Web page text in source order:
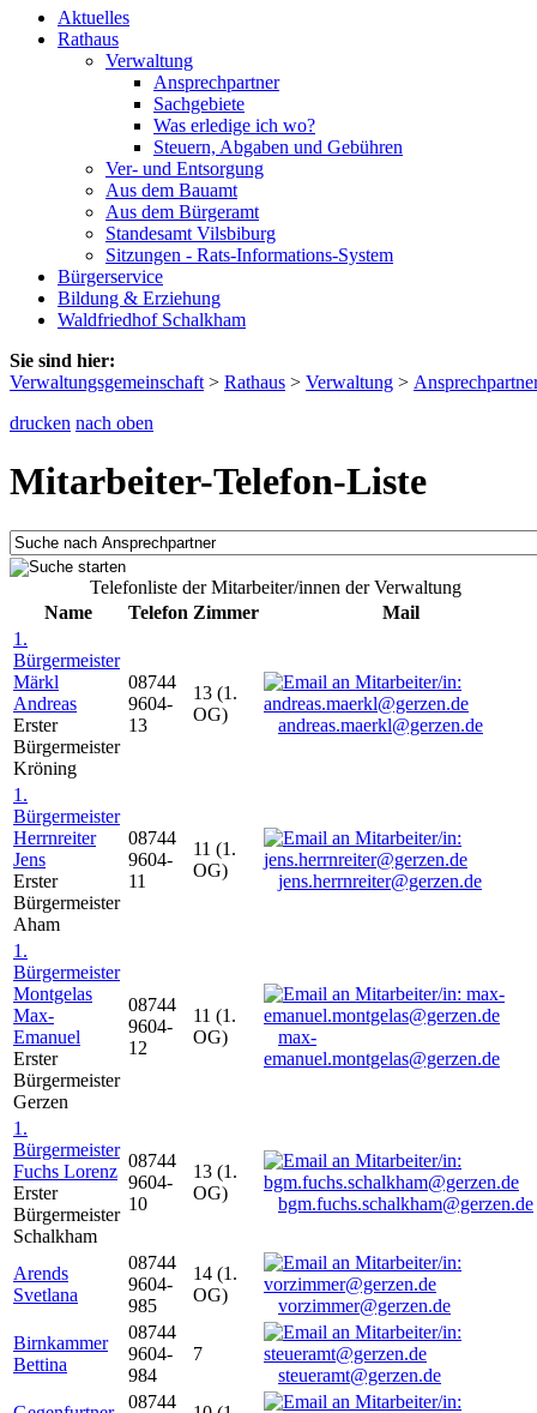
Aktuelles
Rathaus
Verwaltung
Ansprechpartner
Sachgebiete
Was erledige ich wo?
Steuern, Abgaben und Gebühren
Ver- und Entsorgung
Aus dem Bauamt
Aus dem Bürgeramt
Standesamt Vilsbiburg
Sitzungen - Rats-Informations-System
Bürgerservice
Bildung & Erziehung
Waldfriedhof Schalkham
Sie sind hier:
Verwaltungsgemeinschaft > Rathaus > Verwaltung >
drucken nach oben
Mitarbeiter-Telefon-Liste
Telefonliste der Mitarbeiter/innen der Verwaltung
Name
Telefon Zimmer
Mail
1.
Bürgermeister
Märkl
Andreas
Erster
Bürgermeister
Kröning
08744
9604-
13
13 (1.
OG)
andreas.maerkl@gerzen.de
1.
Bürgermeister
Herrnreiter
Jens
Erster
Bürgermeister
Aham
08744
9604-
11
11 (1.
OG)
jens.herrnreiter@gerzen.de
1.
Bürgermeister
Montgelas
Max-
Emanuel
Erster
Bürgermeister
Gerzen
08744
9604-
12
11 (1.
OG)
max-
emanuel.montgelas@gerzen.de
1.
Bürgermeister
Fuchs Lorenz
Erster
Bürgermeister
Schalkham
08744
9604-
10
13 (1.
OG)
bgm.fuchs.schalkham@gerzen.de
Arends
Svetlana
08744
9604-
985
14 (1.
OG)
vorzimmer@gerzen.de
Birnkammer
Bettina
08744
9604-
984
7
steueramt@gerzen.de
08744